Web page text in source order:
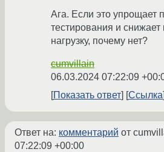
Ага. Если это упрощает
тестирования и снижает
нагрузку, почему нет?
cumvillain
06.03.2024 07:22:09
Показать ответ
Ссылка
Ответ на: комментарий от
07:22:09 +00:00